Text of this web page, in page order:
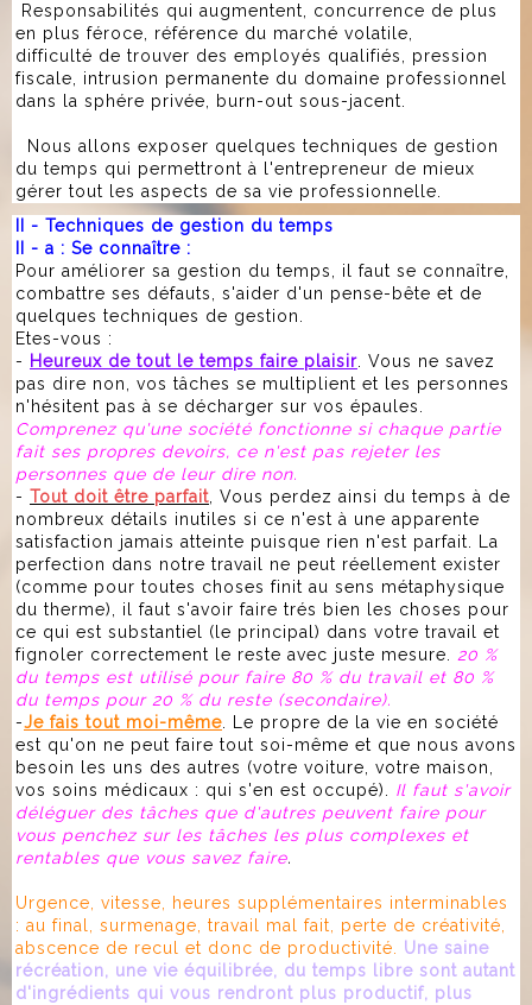
Responsabilités qui augmentent, concurrence de plus
en plus féroce, référence du marché volatile,
difficulté de trouver des employés qualifiés, pression
fiscale, intrusion permanente du domaine professionnel
dans la sphére privée, burn-out sous-jacent.
Nous allons exposer quelques techniques de gestion
du temps qui permettront à l'entrepreneur de mieux
gérer tout les aspects de sa vie professionnelle.
II - Techniques de gestion du temps
II - a : Se connaître :
Pour améliorer sa gestion du temps, il faut se connaître,
combattre ses défauts, s'aider d'un pense-bête et de
quelques techniques de gestion.
Etes-vous :
- Heureux de tout le temps faire plaisir . Vous ne savez
pas dire non, vos tâches se multiplient et les personnes
n'hésitent pas à se décharger sur vos épaules.
Comprenez qu'une société fonctionne si chaque partie
fait ses propres devoirs, ce n'est pas rejeter les
personnes que de leur dire non.
- Tout doit être parfait , Vous perdez ainsi du temps à de
nombreux détails inutiles si ce n'est à une apparente
satisfaction jamais atteinte puisque rien n'est parfait. La
perfection dans notre travail ne peut réellement exister
(comme pour toutes choses finit au sens métaphysique
du therme), il faut s'avoir faire trés bien les choses pour
ce qui est substantiel (le principal) dans votre travail et
fignoler correctement le reste avec juste mesure. 20 %
du temps est utilisé pour faire 80 % du travail et 80 %
du temps pour 20 % du reste (secondaire).
-Je fais tout moi-même . Le propre de la vie en société
est qu'on ne peut faire tout soi-même et que nous avons
besoin les uns des autres (votre voiture, votre maison,
vos soins médicaux : qui s'en est occupé).
Il faut s'avoir
déléguer des tâches que d'autres peuvent faire pour
vous penchez sur les tâches les plus complexes et
rentables que vous savez faire.
Urgence, vitesse, heures supplémentaires interminables
: au final, surmenage, travail mal fait, perte de créativité,
abscence de recul et donc de productivité.
Une saine
récréation, une vie équilibrée, du temps libre sont autant
d'ingrédients qui vous rendront plus productif, plus